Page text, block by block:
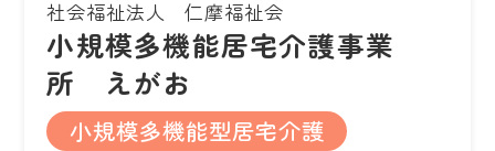
社会福祉法人 仁摩福祉会
小規模多機能居宅介護事業
所 えがお
小規模多機能型居宅介護